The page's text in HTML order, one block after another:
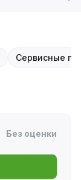
Сервисные
Без оценки